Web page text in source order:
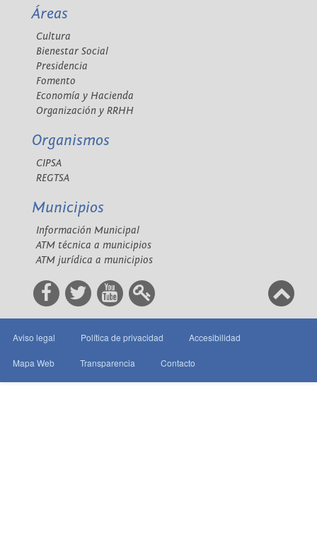
Áreas
Cultura
Bienestar Social
Presidencia
Fomento
Economía y Hacienda
Organización y RRHH
Organismos
CIPSA
REGTSA
Municipios
Información Municipal
ATM técnica a municipios
ATM jurídica a municipios
Aviso legal Política de privacidad Accesibilidad
Mapa Web Transparencia Contacto